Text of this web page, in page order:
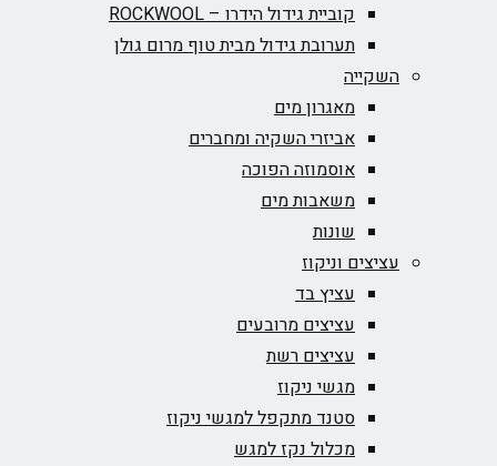
קוביית גידול הידרו – ROCKWOOL‏
תערובת גידול מבית טוף מרום גולן
השקייה
מאגרון מים
אביזרי השקיה ומחברים
אוסמוזה הפוכה
משאבות מים
שונות
עציצים וניקוז
עציץ בד
עציצים מרובעים
עציצים רשת
מגשי ניקוז
סטנד מתקפל למגשי ניקוז
מכלול נקז למגש